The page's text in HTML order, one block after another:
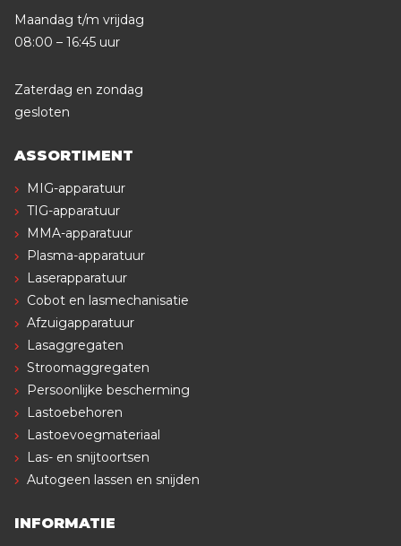
Maandag t/m vrijdag
08:00 – 16:45 uur
Zaterdag en zondag
gesloten
ASSORTIMENT
MIG-apparatuur
TIG-apparatuur
MMA-apparatuur
Plasma-apparatuur
Laserapparatuur
Cobot en lasmechanisatie
Afzuigapparatuur
Lasaggregaten
Stroomaggregaten
Persoonlijke bescherming
Lastoebehoren
Lastoevoegmateriaal
Las- en snijtoortsen
Autogeen lassen en snijden
INFORMATIE